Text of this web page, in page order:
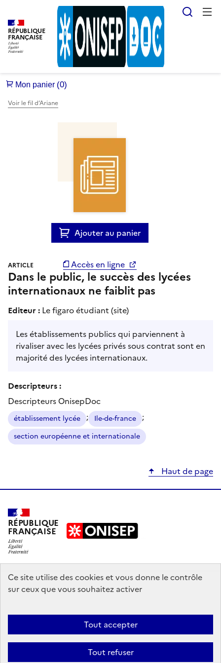
Ce site utilise des cookies et vous donne le contrôle
sur ceux que vous souhaitez activer
Tout accepter
Tout refuser
RÉPUBLIQUE
FRANÇAISE
Voir le fil d’Ariane
Ajouter au panier
Accès en ligne
ARTICLE
Dans le public, le succès des lycées
internationaux ne faiblit pas
Editeur : Le figaro étudiant (site)
Les établissements publics qui parviennent à
rivaliser avec les lycées privés sous contrat sont en
majorité des lycées internationaux.
Descripteurs :
Descripteurs OnisepDoc
établissement lycée ; Ile-de-france ;
section européenne et internationale
Haut de page
RÉPUBLIQUE
FRANÇAISE
education.gouv.fr
enseignementsup-recherche.gouv.fr
Accessibilité : partiellement conforme